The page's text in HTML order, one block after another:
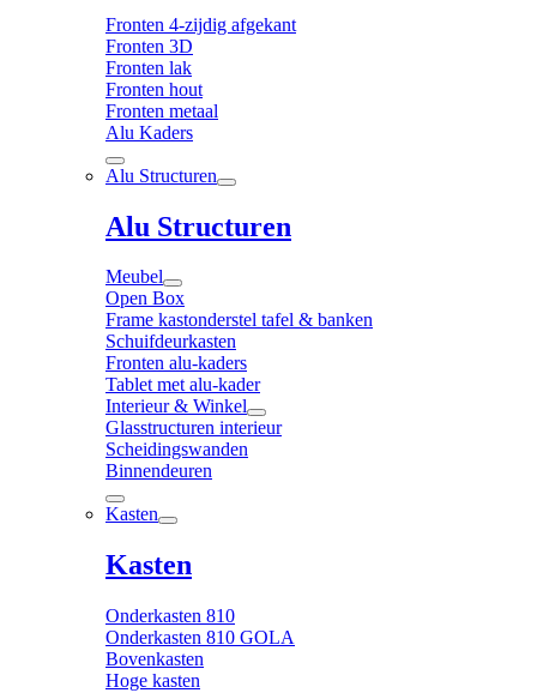
Fronten 4-zijdig afgekant
Fronten 3D
Fronten lak
Fronten hout
Fronten metaal
Alu Kaders
Alu Structuren
Alu Structuren
Meubel
Open Box
Frame kastonderstel tafel & banken
Schuifdeurkasten
Fronten alu-kaders
Tablet met alu-kader
Interieur & Winkel
Glasstructuren interieur
Scheidingswanden
Binnendeuren
Kasten
Kasten
Onderkasten 810
Onderkasten 810 GOLA
Bovenkasten
Hoge kasten